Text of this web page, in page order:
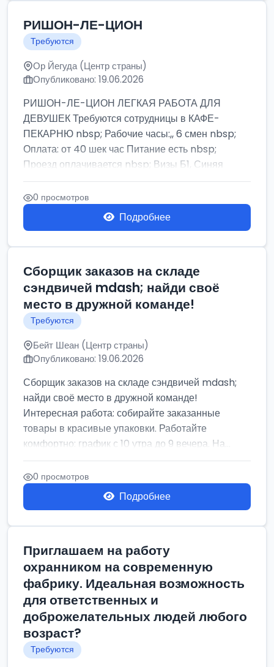
РИШОН-ЛЕ-ЦИОН
Требуются
Ор Йегуда (Центр страны)
Опубликовано: 19.06.2026
РИШОН-ЛЕ-ЦИОН ЛЕГКАЯ РАБОТА ДЛЯ
ДЕВУШЕК Требуются сотрудницы в КАФЕ-
ПЕКАРНЮ nbsp; Рабочие часы:,, 6 смен nbsp;
Оплата: от 40 шек час Питание есть nbsp;
Проезд оплачивается nbsp; Визы Б1, Синяя
бумага,...
0 просмотров
Подробнее
Сборщик заказов на складе
сэндвичей mdash; найди своё
место в дружной команде!
Требуются
Бейт Шеан (Центр страны)
Опубликовано: 19.06.2026
Сборщик заказов на складе сэндвичей mdash;
найди своё место в дружной команде!
Интересная работа: собирайте заказанные
товары в красивые упаковки. Работайте
комфортно: график с 10 утра до 9 вечера. На...
0 просмотров
Подробнее
Приглашаем на работу
охранником на современную
фабрику. Идеальная возможность
для ответственных и
доброжелательных людей любого
возраст?
Требуются